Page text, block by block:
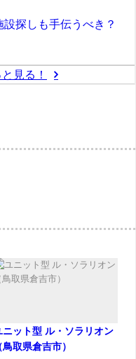
探しも手伝うべき？
見る！
ニット型 ル・ソラリオン
鳥取県倉吉市）